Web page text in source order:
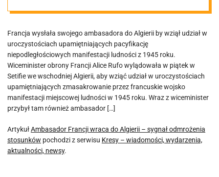
odmrożenia
stosunków
Francja wysłała swojego ambasadora do Algierii by wziął udział w
uroczystościach upamiętniających pacyfikację
niepodległościowych manifestacji ludności z 1945 roku.
Wiceminister obrony Francji Alice Rufo wylądowała w piątek w
Setifie we wschodniej Algierii, aby wziąć udział w uroczystościach
upamiętniających zmasakrowanie przez francuskie wojsko
manifestacji miejscowej ludności w 1945 roku. Wraz z wiceminister
przybył tam również ambasador […]
ArtykułAmbasador Francji wraca do Algierii – sygnał odmrożenia
stosunków pochodzi z serwisu Kresy – wiadomości, wydarzenia,
aktualności, newsy.